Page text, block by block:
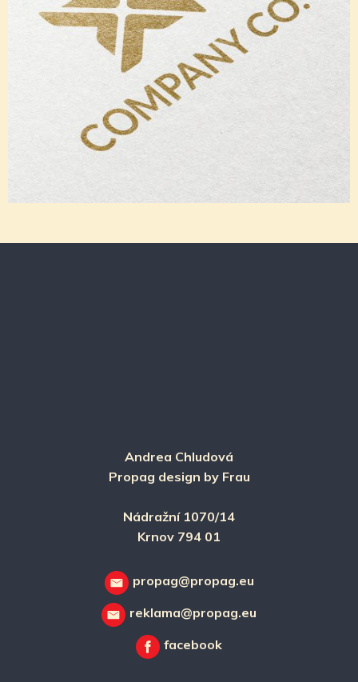
Andrea Chludová
Propag design by Frau
Nádražní 1070/14
Krnov 794 01
propag@propag.eu
reklama@propag.eu
facebook